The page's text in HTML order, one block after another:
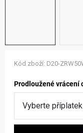
Prodloužené vrácení
Kód zboží: D20-